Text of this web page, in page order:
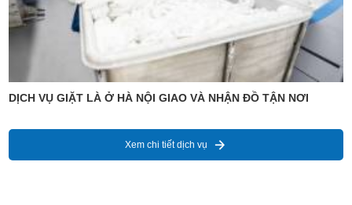
DỊCH VỤ GIẶT LÀ Ở HÀ NỘI GIAO VÀ NHẬN ĐỒ TẬN NƠI
Xem chi tiết dịch vụ